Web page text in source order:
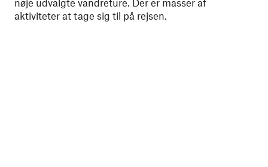
nøje udvalgte vandreture. Der er masser af
aktiviteter at tage sig til på rejsen.